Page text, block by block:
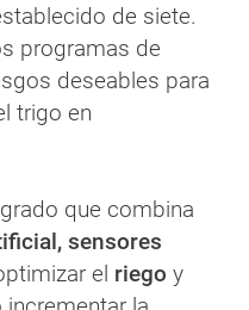
de siete.
programas de
deseables para
trigo en
que combina
sensores
el riego y